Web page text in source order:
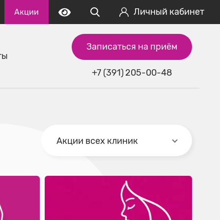
Акции Личный кабинет
+7 (391) 205-00-48
Записаться на приём
Акции всех клиник